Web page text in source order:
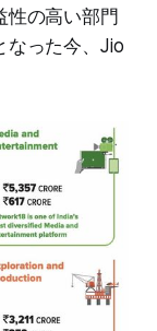
性の高い部門
なった今、Jio